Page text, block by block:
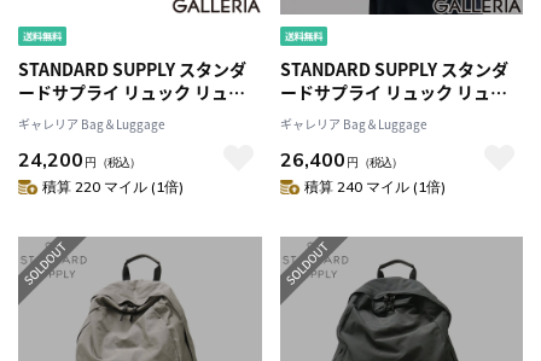
STANDARD SUPPLY スタンダ
ードサプライ リュック リュッ
クサック アウトドア 17L A4 日
本製 SIMPLICITY DAILY
DAYPACK
ギャレリア Bag＆Luggage
24,200 円 （税込）
積算 220 マイル (1倍)
STANDARD SUPPLY スタンダ
ードサプライ リュック リュッ
クサック 22L A4 B4 日本製
SIMPLICITY COMMUTE
DAYPACK
ギャレリア Bag＆Luggage
26,400 円 （税込）
積算 240 マイル (1倍)